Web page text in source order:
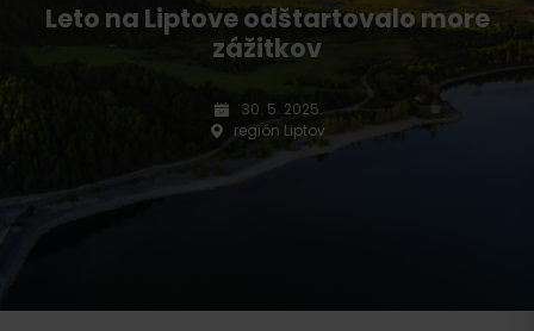
Leto na Liptove odštartovalo more
zážitkov
30. 5. 2025
región Liptov